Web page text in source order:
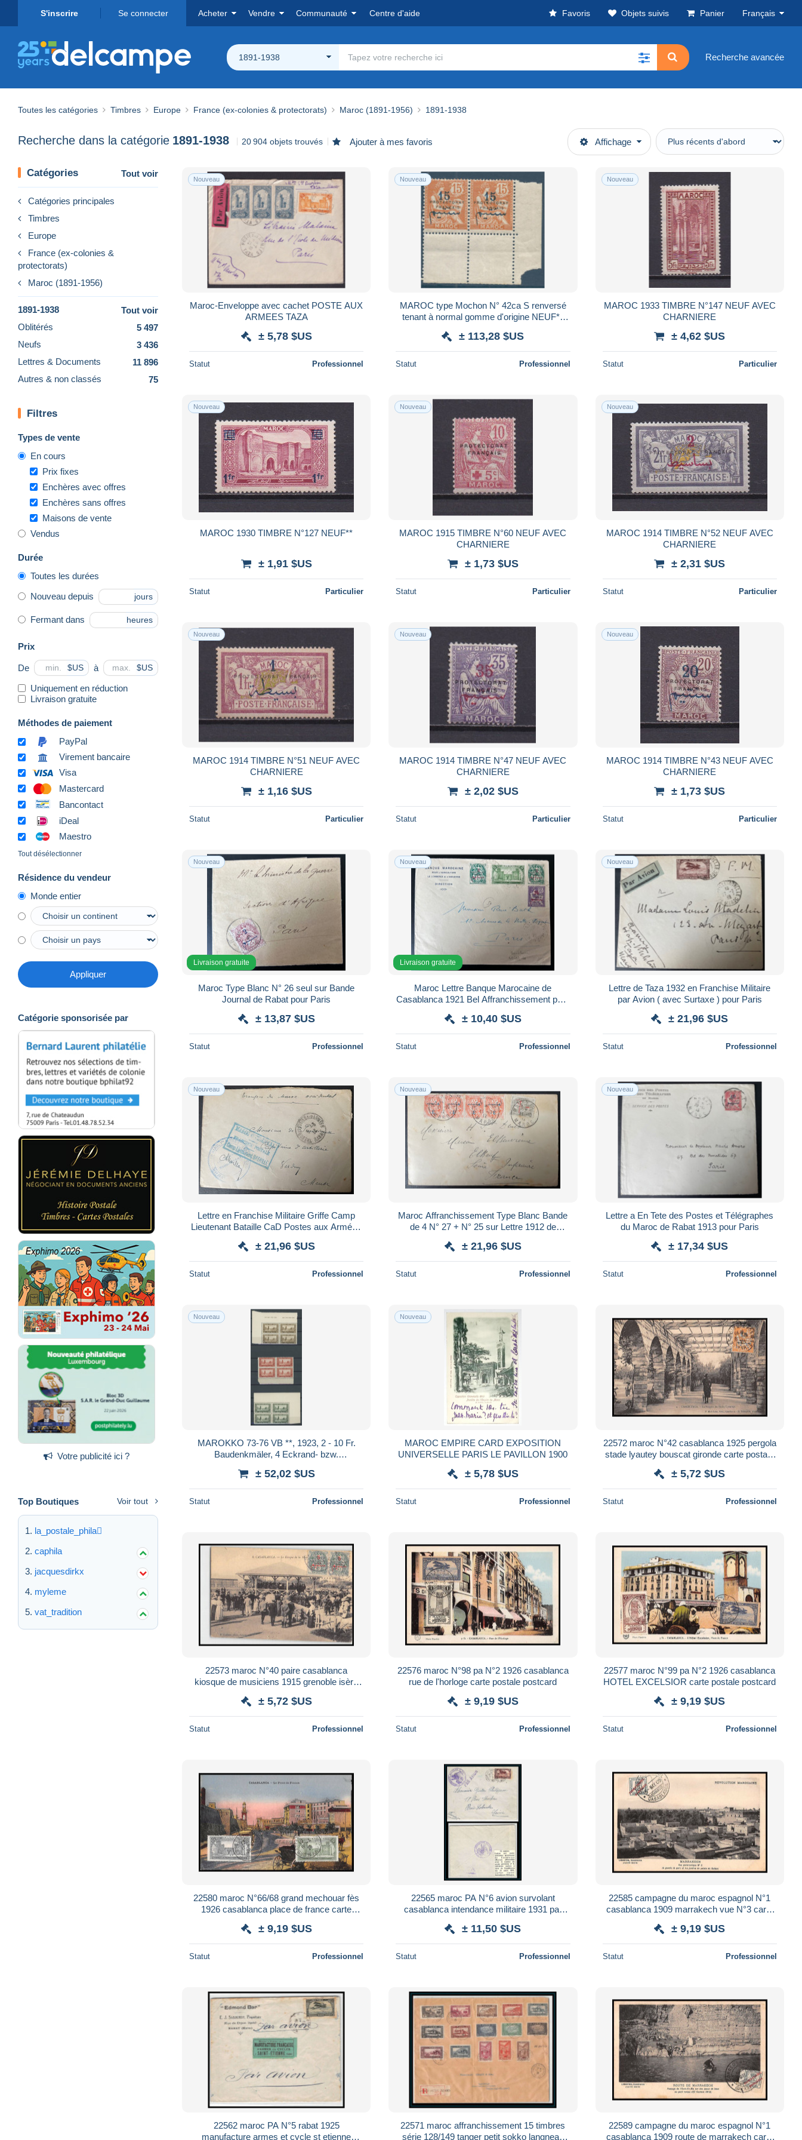
S'inscrire Se connecter Acheter Vendre Communauté Centre d'aide Favoris Objets suivis Panier Français
1891-1938 Recherche avancée
Toutes les catégories Timbres Europe France (ex-colonies & protectorats) Maroc (1891-1956) 1891-1938
Recherche dans la catégorie 1891-1938 20 904 objets trouvés Ajouter à mes favoris Affichage
Catégories Tout voir
Catégories principales
Timbres
Europe
France (ex-colonies &
protectorats)
Maroc (1891-1956)
1891-1938
Tout voir
Oblitérés
5 497
Neufs
3 436
Lettres & Documents
11 896
Autres & non classés
75
Filtres
Types de vente
En cours
Prix fixes
Enchères avec offres
Enchères sans offres
Maisons de vente
Vendus
Durée
Toutes les durées
Nouveau depuis jours
Fermant dans heures
Prix
De $US à $US
Uniquement en réduction
Livraison gratuite
Méthodes de paiement
PayPal
Virement bancaire
Visa
Mastercard
Bancontact
iDeal
Maestro
Tout désélectionner
Résidence du vendeur
Monde entier
Appliquer
Catégorie sponsorisée par
Votre publicité ici ?
Top Boutiques Voir tout
la_postale_phila
caphila
jacquesdirkx
myleme
vat_tradition
Nouveau
Maroc-Enveloppe avec cachet POSTE AUX
ARMEES TAZA
± 5,78 $US
Statut Professionnel
Nouveau
MAROC type Mochon N° 42ca S renversé
tenant à normal gomme d'origine NEUF**
± 113,28 $US
Statut Professionnel
Nouveau
MAROC 1933 TIMBRE N°147 NEUF AVEC
CHARNIERE
± 4,62 $US
Statut Particulier
Nouveau
MAROC 1930 TIMBRE N°127 NEUF**
± 1,91 $US
Statut Particulier
Nouveau
MAROC 1915 TIMBRE N°60 NEUF AVEC
CHARNIERE
± 1,73 $US
Statut Particulier
Nouveau
MAROC 1914 TIMBRE N°52 NEUF AVEC
CHARNIERE
± 2,31 $US
Statut Particulier
Nouveau
MAROC 1914 TIMBRE N°51 NEUF AVEC
CHARNIERE
± 1,16 $US
Statut Particulier
Nouveau
MAROC 1914 TIMBRE N°47 NEUF AVEC
CHARNIERE
± 2,02 $US
Statut Particulier
Nouveau
MAROC 1914 TIMBRE N°43 NEUF AVEC
CHARNIERE
± 1,73 $US
Statut Particulier
Nouveau
Livraison gratuite
Maroc Type Blanc N° 26 seul sur Bande
Journal de Rabat pour Paris
± 13,87 $US
Statut Professionnel
Nouveau
Livraison gratuite
Maroc Lettre Banque Marocaine de
Casablanca 1921 Bel Affranchissement pour
± 10,40 $US
Statut Professionnel
Nouveau
Lettre de Taza 1932 en Franchise Militaire
par Avion ( avec Surtaxe ) pour Paris
± 21,96 $US
Statut Professionnel
Nouveau
Lettre en Franchise Militaire Griffe Camp
Lieutenant Bataille CaD Postes aux Armées
± 21,96 $US
Statut Professionnel
Nouveau
Maroc Affranchissement Type Blanc Bande
de 4 N° 27 + N° 25 sur Lettre 1912 de
± 21,96 $US
Statut Professionnel
Nouveau
Lettre a En Tete des Postes et Télégraphes
du Maroc de Rabat 1913 pour Paris
± 17,34 $US
Statut Professionnel
Nouveau
MAROKKO 73-76 VB **, 1923, 2 - 10 Fr.
Baudenkmäler, 4 Eckrand- bzw.
± 52,02 $US
Statut Professionnel
Nouveau
MAROC EMPIRE CARD EXPOSITION
UNIVERSELLE PARIS LE PAVILLON 1900
± 5,78 $US
Statut Professionnel
22572 maroc N°42 casablanca 1925 pergola
stade lyautey bouscat gironde carte postale
± 5,72 $US
Statut Professionnel
22573 maroc N°40 paire casablanca
kiosque de musiciens 1915 grenoble isère
± 5,72 $US
Statut Professionnel
22576 maroc N°98 pa N°2 1926 casablanca
rue de l'horloge carte postale postcard
± 9,19 $US
Statut Professionnel
22577 maroc N°99 pa N°2 1926 casablanca
HOTEL EXCELSIOR carte postale postcard
± 9,19 $US
Statut Professionnel
22580 maroc N°66/68 grand mechouar fès
1926 casablanca place de france carte
± 9,19 $US
Statut Professionnel
22565 maroc PA N°6 avion survolant
casablanca intendance militaire 1931 par
± 11,50 $US
Statut Professionnel
22585 campagne du maroc espagnol N°1
casablanca 1909 marrakech vue N°3 carte
± 9,19 $US
Statut Professionnel
22562 maroc PA N°5 rabat 1925
manufacture armes et cycle st etienne
22571 maroc affranchissement 15 timbres
série 128/149 tanger petit sokko langneau
22589 campagne du maroc espagnol N°1
casablanca 1909 route de marrakech carte